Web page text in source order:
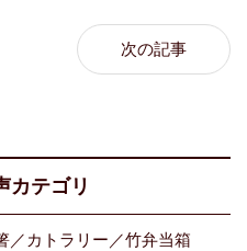
次の記事
カテゴリ
／カトラリー／竹弁当箱